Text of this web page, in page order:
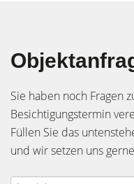
Sie haben noch Fragen
Besichtigungstermin
Füllen Sie das
und wir setzen uns